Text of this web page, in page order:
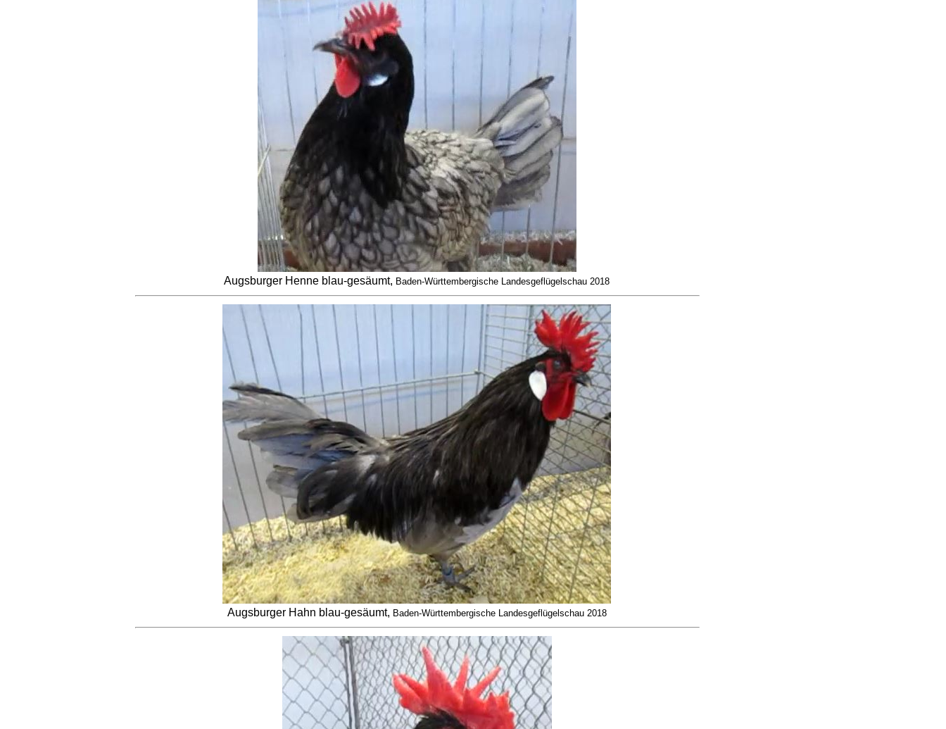
Augsburger Henne blau-gesäumt, Baden-Württembergische Landesgeflügelschau 2018
Augsburger Hahn blau-gesäumt, Baden-Württembergische Landesgeflügelschau 2018